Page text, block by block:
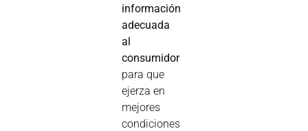
información
adecuada
al
consumidor
para que
ejerza en
mejores
condiciones